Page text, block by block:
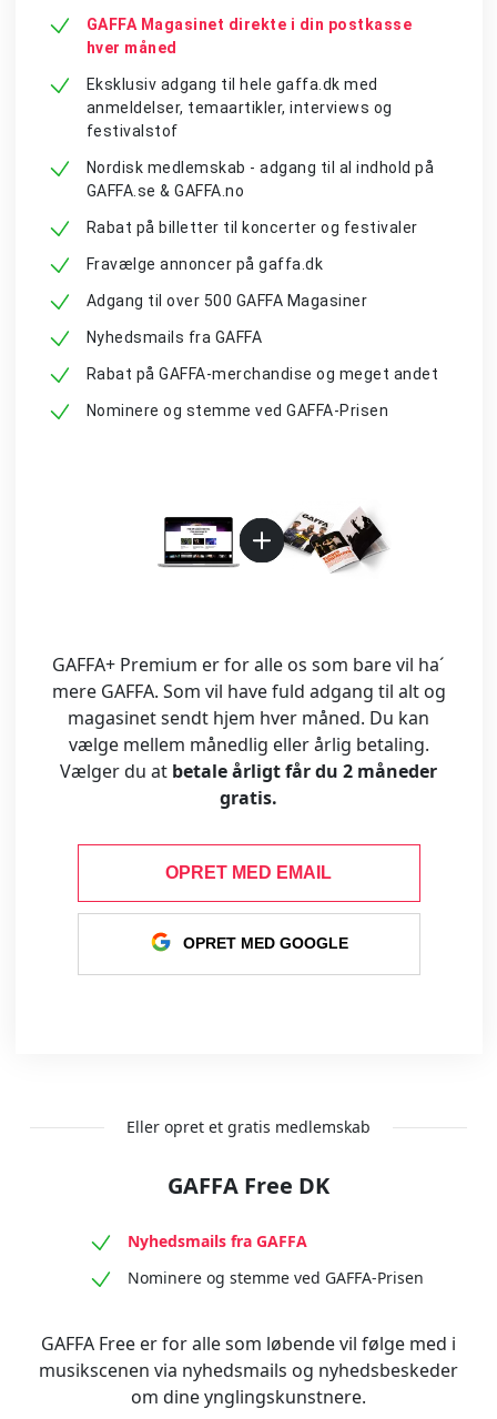
GAFFA Magasinet direkte i din postkasse
hver måned
Eksklusiv adgang til hele gaffa.dk med
anmeldelser, temaartikler, interviews og
festivalstof
Nordisk medlemskab - adgang til al indhold på
GAFFA.se & GAFFA.no
Rabat på billetter til koncerter og festivaler
Fravælge annoncer på gaffa.dk
Adgang til over 500 GAFFA Magasiner
Nyhedsmails fra GAFFA
Rabat på GAFFA-merchandise og meget andet
Nominere og stemme ved GAFFA-Prisen
GAFFA+ Premium er for alle os som bare vil ha´
mere GAFFA. Som vil have fuld adgang til alt og
magasinet sendt hjem hver måned. Du kan
vælge mellem månedlig eller årlig betaling.
Vælger du at betale årligt får du 2 måneder
gratis.
OPRET MED EMAIL
OPRET MED GOOGLE
Eller opret et gratis medlemskab
GAFFA Free DK
Nyhedsmails fra GAFFA
Nominere og stemme ved GAFFA-Prisen
GAFFA Free er for alle som løbende vil følge med i
musikscenen via nyhedsmails og nyhedsbeskeder
om dine ynglingskunstnere.